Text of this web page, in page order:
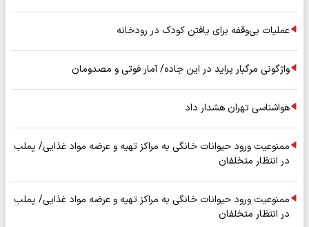
عملیات بی‌وقفه برای یافتن کودک در رودخانه
واژگونی مرگبار پراید در این جاده/ آمار فوتی و مصدومان
هواشناسی تهران هشدار داد
ممنوعیت ورود حیوانات خانگی به مراکز تهیه و عرضه مواد غذایی/ پملب
در انتظار متخلفان
ممنوعیت ورود حیوانات خانگی به مراکز تهیه و عرضه مواد غذایی/ پملب
در انتظار متخلفان